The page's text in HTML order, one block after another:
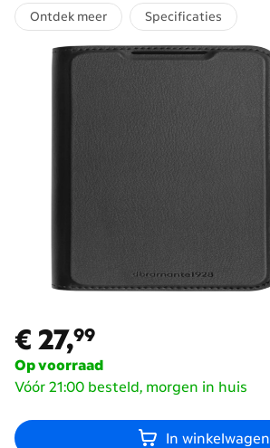
Ontdek meer Specificaties
€ 27,
€ 27,99
99
Op voorraad
Vóór 21:00 besteld, morgen in huis
In winkelwagen